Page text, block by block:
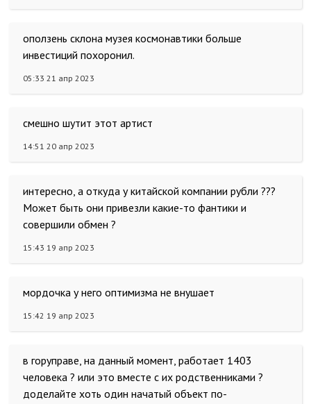
оползень склона музея космонавтики больше
инвестиций похоронил.
05:33 21 апр 2023
смешно шутит этот артист
14:51 20 апр 2023
интересно, а откуда у китайской компании рубли ???
Может быть они привезли какие-то фантики и
совершили обмен ?
15:43 19 апр 2023
мордочка у него оптимизма не внушает
15:42 19 апр 2023
в горуправе, на данный момент, работает 1403
человека ? или это вместе с их родственниками ?
доделайте хоть один начатый объект по-